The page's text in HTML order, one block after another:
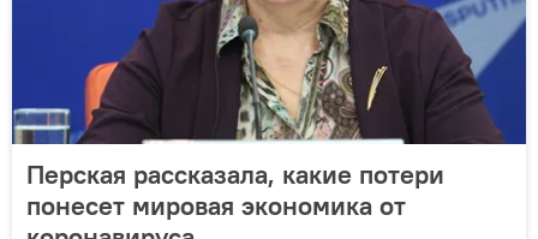
Перская рассказала, какие потери
понесет мировая экономика от